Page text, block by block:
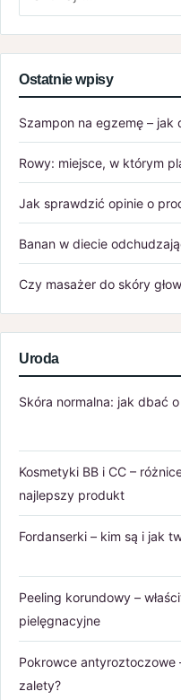
Ostatnie wpisy
Szampon na egzemę – jak
Rowy: miejsce, w którym
Jak sprawdzić opinie o
Banan w diecie
Czy masażer do skóry
Uroda
Skóra normalna: jak dbać
Kosmetyki BB i CC –
najlepszy produkt
Fordanserki – kim są i jak
Peeling korundowy –
pielęgnacyjne
Pokrowce antyroztoczowe
zalety?